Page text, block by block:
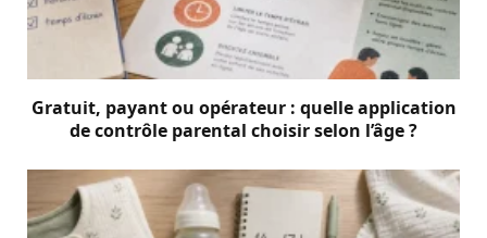
Gratuit, payant ou opérateur : quelle application
de contrôle parental choisir selon l’âge ?